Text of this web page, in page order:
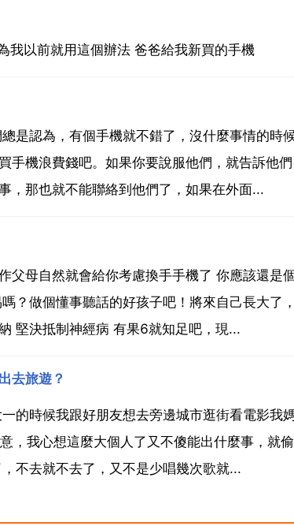
我以前就用這個辦法 爸爸給我新買的手機
是認為，有個手機就不錯了，沒什麼事情的時
手機浪費錢吧。如果你要說服他們，就告訴他
，那也就不能聯絡到他們了，如果在外面...
父母自然就會給你考慮換手手機了 你應該還是
？做個懂事聽話的好孩子吧！將來自己長大了
堅決抵制神經病 有果6就知足吧，現...
去旅遊？
的時候我跟好朋友想去旁邊城市逛街看電影我
，我心想這麼大個人了又不傻能出什麼事，就
不去就不去了，又不是少唱幾次歌就...